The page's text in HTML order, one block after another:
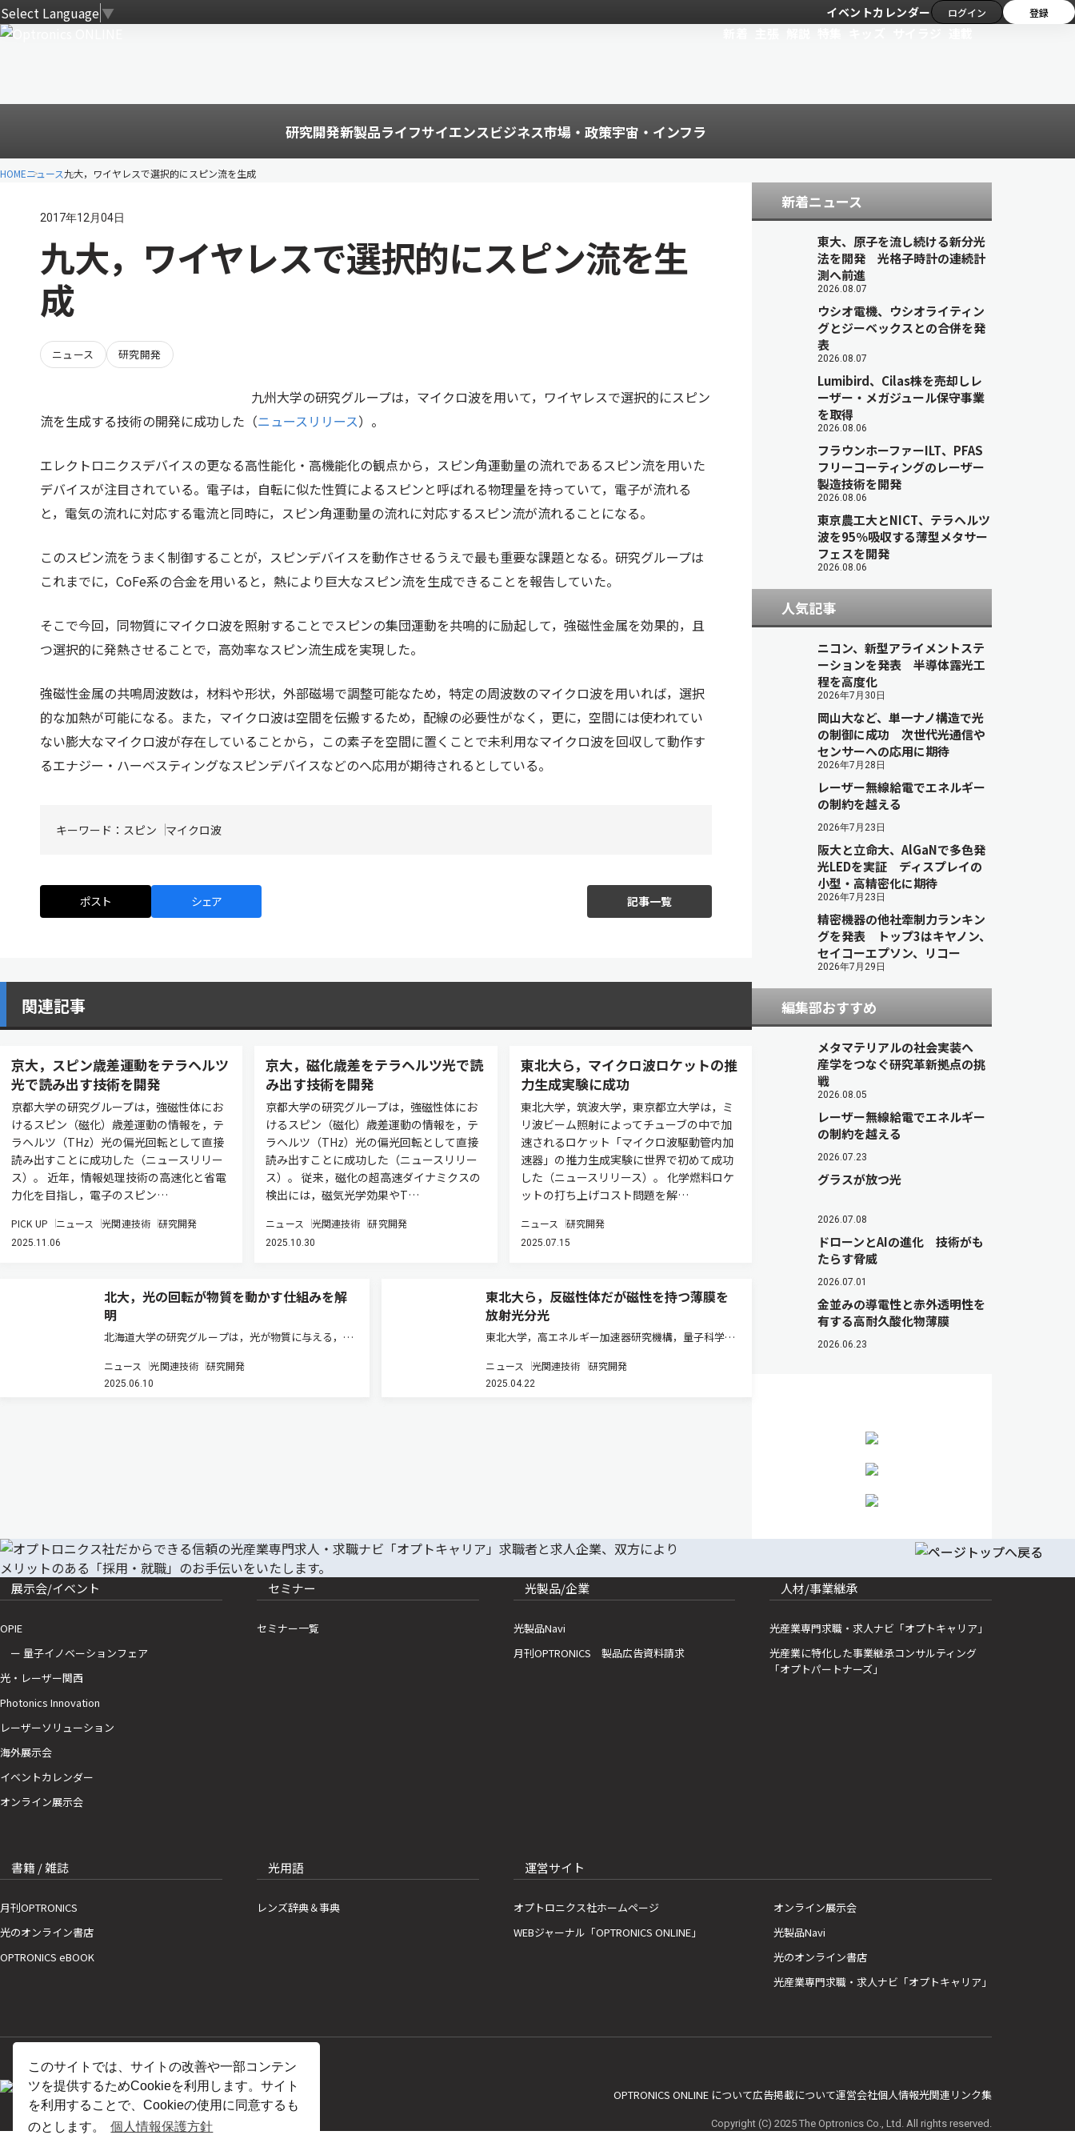
このサイトでは、サイトの改善や一部コンテン
ツを提供するためCookieを利用します。サイト
を利用することで、Cookieの使用に同意するも
のとします。
個人情報保護方針
Select Language▼ イベントカレンダー ログイン 登録
研究開発新製品ライフサイエンスビジネス市場・政策宇宙・インフラ
HOMEニュース九大，ワイヤレスで選択的にスピン流を生成
2017年12月04日
九大，ワイヤレスで選択的にスピン流を生
成
ニュース 研究開発
九州大学の研究グループは，マイクロ波を用いて，ワイヤレスで選択的にスピン
流を生成する技術の開発に成功した（ニュースリリース）。
エレクトロニクスデバイスの更なる高性能化・高機能化の観点から，スピン角運動量の流れであるスピン流を用いた
デバイスが注目されている。電子は，自転に似た性質によるスピンと呼ばれる物理量を持っていて，電子が流れる
と，電気の流れに対応する電流と同時に，スピン角運動量の流れに対応するスピン流が流れることになる。
このスピン流をうまく制御することが，スピンデバイスを動作させるうえで最も重要な課題となる。研究グループは
これまでに，CoFe系の合金を用いると，熱により巨大なスピン流を生成できることを報告していた。
そこで今回，同物質にマイクロ波を照射することでスピンの集団運動を共鳴的に励起して，強磁性金属を効果的，且
つ選択的に発熱させることで，高効率なスピン流生成を実現した。
強磁性金属の共鳴周波数は，材料や形状，外部磁場で調整可能なため，特定の周波数のマイクロ波を用いれば，選択
的な加熱が可能になる。また，マイクロ波は空間を伝搬するため，配線の必要性がなく，更に，空間には使われてい
ない膨大なマイクロ波が存在していることから，この素子を空間に置くことで未利用なマイクロ波を回収して動作す
るエナジー・ハーベスティングなスピンデバイスなどのへ応用が期待されるとしている。
キーワード： スピン マイクロ波
ポスト シェア 記事一覧
関連記事
京大，スピン歳差運動をテラヘルツ
光で読み出す技術を開発
京都大学の研究グループは，強磁性体にお
けるスピン（磁化）歳差運動の情報を，テ
ラヘルツ（THz）光の偏光回転として直接
読み出すことに成功した（ニュースリリー
ス）。 近年，情報処理技術の高速化と省電
力化を目指し，電子のスピン…
PICK UP ニュース 光関連技術 研究開発
2025.11.06
京大，磁化歳差をテラヘルツ光で読
み出す技術を開発
京都大学の研究グループは，強磁性体にお
けるスピン（磁化）歳差運動の情報を，テ
ラヘルツ（THz）光の偏光回転として直接
読み出すことに成功した（ニュースリリー
ス）。 従来，磁化の超高速ダイナミクスの
検出には，磁気光学効果やT…
ニュース 光関連技術 研究開発
2025.10.30
東北大ら，マイクロ波ロケットの推
力生成実験に成功
東北大学，筑波大学，東京都立大学は，ミ
リ波ビーム照射によってチューブの中で加
速されるロケット「マイクロ波駆動管内加
速器」の推力生成実験に世界で初めて成功
した（ニュースリリース）。 化学燃料ロケ
ットの打ち上げコスト問題を解…
ニュース 研究開発
2025.07.15
北大，光の回転が物質を動かす仕組みを解
明
北海道大学の研究グループは，光が物質に与える，回
軌道の二つに分け，それぞれの損失量を個別に測定・
解析できる新たな理論を提案した（ニュースリリー
ニュース 光関連技術 研究開発
2025.06.10
東北大ら，反磁性体だが磁性を持つ薄膜を
放射光分光
東北大学，高エネルギー加速器研究機構，量子科学技
大学，仏SOLEIL放射光施設は，クロムを含む反強磁性
体Cr2Se3に着目し，分子線エピタキシー法によってグ
ニュース 光関連技術 研究開発
2025.04.22
新着ニュース
東大、原子を流し続ける新分光
法を開発 光格子時計の連続計
測へ前進
2026.08.07
ウシオ電機、ウシオライティン
グとジーベックスとの合併を発
表
2026.08.07
Lumibird、Cilas株を売却しレ
ーザー・メガジュール保守事業
を取得
2026.08.06
フラウンホーファーILT、PFAS
フリーコーティングのレーザー
製造技術を開発
2026.08.06
東京農工大とNICT、テラヘルツ
波を95％吸収する薄型メタサー
フェスを開発
2026.08.06
人気記事
ニコン、新型アライメントステ
ーションを発表 半導体露光工
程を高度化
2026年7月30日
岡山大など、単一ナノ構造で光
の制御に成功 次世代光通信や
センサーへの応用に期待
2026年7月28日
レーザー無線給電でエネルギー
の制約を越える
2026年7月23日
阪大と立命大、AlGaNで多色発
光LEDを実証 ディスプレイの
小型・高精密化に期待
2026年7月23日
精密機器の他社牽制力ランキン
グを発表 トップ3はキヤノン、
セイコーエプソン、リコー
2026年7月29日
編集部おすすめ
メタマテリアルの社会実装へ
産学をつなぐ研究革新拠点の挑
戦
2026.08.05
レーザー無線給電でエネルギー
の制約を越える
2026.07.23
グラスが放つ光
2026.07.08
ドローンとAIの進化 技術がも
たらす脅威
2026.07.01
金並みの導電性と赤外透明性を
有する高耐久酸化物薄膜
2026.06.23
展示会/イベント
OPIE
ー 量子イノベーションフェア
光・レーザー関西
Photonics Innovation
レーザーソリューション
海外展示会
イベントカレンダー
オンライン展示会
セミナー
セミナー一覧
光製品/企業
光製品Navi
月刊OPTRONICS 製品広告資料請求
人材/事業継承
光産業専門求職・求人ナビ「オプトキャリア」
光産業に特化した事業継承コンサルティング
「オプトパートナーズ」
書籍 / 雑誌
月刊OPTRONICS
光のオンライン書店
OPTRONICS eBOOK
光用語
レンズ辞典＆事典
運営サイト
オプトロニクス社ホームページ
WEBジャーナル「OPTRONICS ONLINE」
オンライン展示会
光製品Navi
光のオンライン書店
光産業専門求職・求人ナビ「オプトキャリア」
OPTRONICS ONLINE について広告掲載について運営会社個人情報光関連リンク集
Copyright (C) 2025 The Optronics Co., Ltd. All rights reserved.